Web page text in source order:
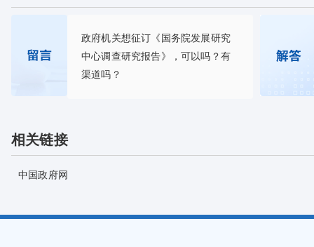
政府机关想征订《国务院发展研究
中心调查研究报告》，可以吗？有
渠道吗？
相关链接
中国政府网